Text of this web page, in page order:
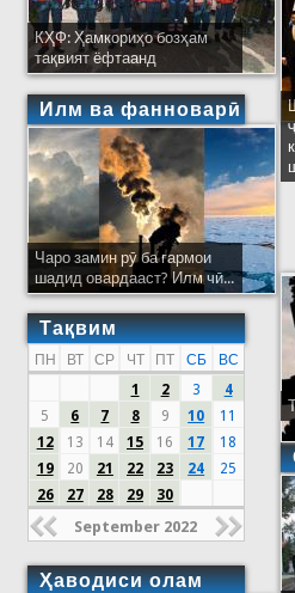
КҲФ: Ҳамкориҳо бозҳам
тақвият ёфтаанд
Илм ва фанноварӣ
Чаро замин рӯ ба гармои
шадид овардааст? Илм чӣ...
Тақвим
ПН ВТ СР ЧТ ПТ СБ
ВС
1
2 3
4
5
6 7 8 9 10
11
12
13 14 15 16 17
18
19
20 21 22 23 24
25
26
27 28 29 30
September 2022
Ҳаводиси олам